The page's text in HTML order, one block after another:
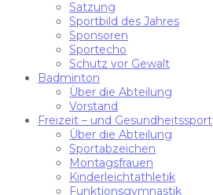
Satzung
Sportbild des Jahres
Sponsoren
Sportecho
Schutz vor Gewalt
Badminton
Über die Abteilung
Vorstand
Freizeit – und Gesundheitssport
Über die Abteilung
Sportabzeichen
Montagsfrauen
Kinderleichtathletik
Funktionsgymnastik